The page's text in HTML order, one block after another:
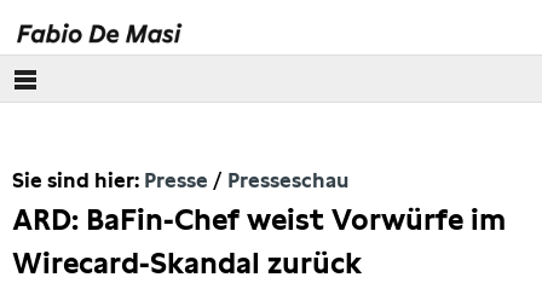
Europäisches Parlament
Themen
Sie sind hier: Presse Presseschau
ARD: BaFin-Chef weist Vorwürfe im
Wirecard-Skandal zurück